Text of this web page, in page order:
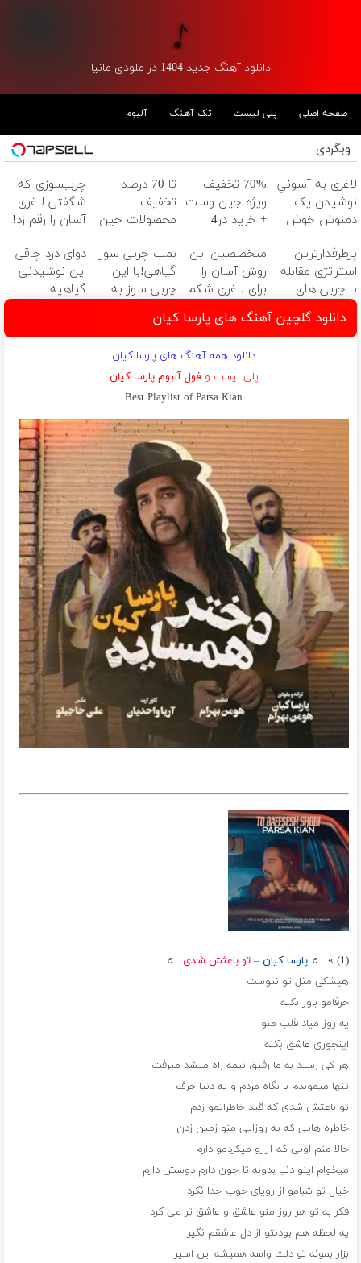
دانلود آهنگ جدید 1404 در ملودی مانیا
صفحه اصلی پلی لیست تک آهنگ آلبوم
وبگردی
لاغری به آسونیِ
نوشیدن یک
دمنوش خوش
70% تخفیف
ویژه جین وست
+ خرید در4
تا 70 درصد
تخفیف
محصولات جین
4 قسط
چربیسوزی که
شگفتی لاغری
آسان را رقم زد!
پرطرفدارترین
استراتژی مقابله
با چربی های
بدن با این
نوشیدنی
گیاهی
متخصصین این
روش آسان را
برای لاغری شکم
و پهلو معرفی
کردند
بمب چربی سوز
گیاهی!با این
چربی سوز به
شو با مجوز
بهداشت
دوای درد چاقی
این نوشیدنی
گیاهیه
دانلود گلچین آهنگ های پارسا کیان
دانلود همه آهنگ های پارسا کیان
پلی لیست و فول آلبوم پارسا کیان
Best Playlist of Parsa Kian
(1) » ♬ پارسا کیان – تو باعثش شدی
♬
هیشکی مثل تو نتوست
حرفامو باور بکنه
یه روز میاد قلب منو
اینجوری عاشق بکنه
هر کی رسید به ما رفیق نیمه راه میشد میرفت
تنها میموندم با نگاه مردم و یه دنیا حرف
تو باعثش شدی که قید خاطراتمو زدم
خاطره هایی که یه روزایی منو زمین زدن
حالا منم اونی که آرزو میکردمو دارم
میخوام اینو دنیا بدونه تا جون دارم دوسش دارم
خیال تو شبامو از رویای خوب جدا نکرد
فکر به تو هر روز منو عاشق و عاشق تر می کرد
یه لحظه هم بودنتو از دل عاشقم نگیر
بزار بمونه تو دلت واسه همیشه این اسیر